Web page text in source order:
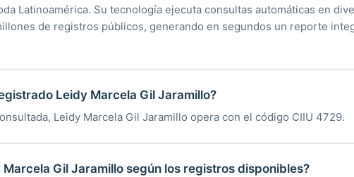
Latinoamérica. Su tecnología ejecuta consultas automáticas en
de registros públicos, generando en segundos un reporte
Leidy Marcela Gil Jaramillo?
Leidy Marcela Gil Jaramillo opera con el código CIIU 4729.
Gil Jaramillo según los registros disponibles?